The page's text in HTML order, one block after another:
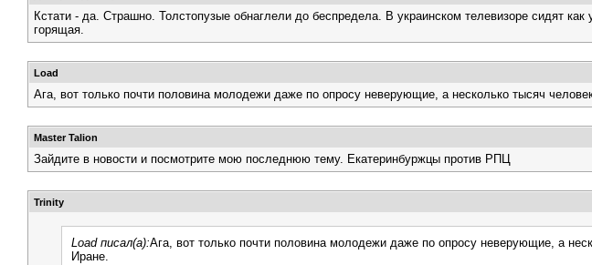
Кстати - да. Страшно. Толстопузые обнаглели до беспредела. В украинском телевизоре сидят
горящая.
Load
Ага, вот только почти половина молодежи даже по опросу неверующие, а несколько тысяч
Master Talion
Зайдите в новости и посмотрите мою последнюю тему. Екатеринбуржцы против РПЦ
Trinity
Load писал(а):Ага, вот только почти половина молодежи даже по опросу неверующие, а
Иране.